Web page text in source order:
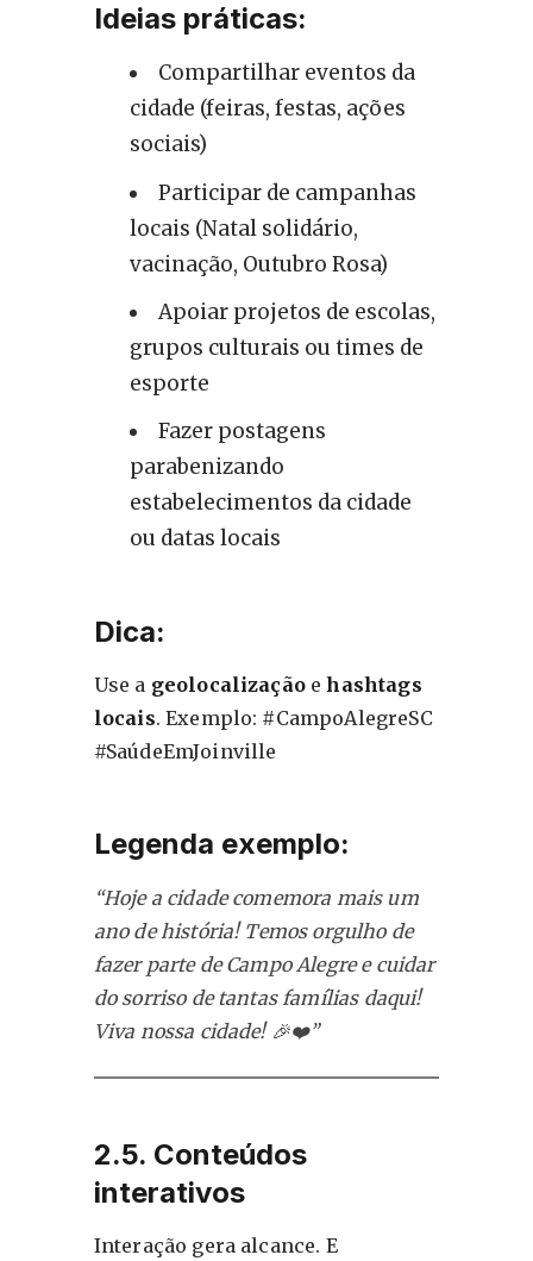
Ideias práticas:
Compartilhar eventos da
cidade (feiras, festas, ações
sociais)
Participar de campanhas
locais (Natal solidário,
vacinação, Outubro Rosa)
Apoiar projetos de escolas,
grupos culturais ou times de
esporte
Fazer postagens
parabenizando
estabelecimentos da cidade
ou datas locais
Dica:
Use a geolocalizaçãoehashtags
locais. Exemplo: #CampoAlegreSC
#SaúdeEmJoinville
Legenda exemplo:
“Hoje a cidade comemora mais um
ano de história! Temos orgulho de
fazer parte de Campo Alegre e cuidar
do sorriso de tantas famílias daqui!
Viva nossa cidade! 🎉❤️”
2.5. Conteúdos
interativos
Interação gera alcance. E